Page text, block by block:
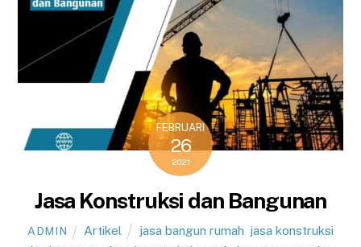
FEBRUARI
26
2021
Jasa Konstruksi dan Bangunan
ADMIN Artikel jasa bangun rumah jasa konstruksi